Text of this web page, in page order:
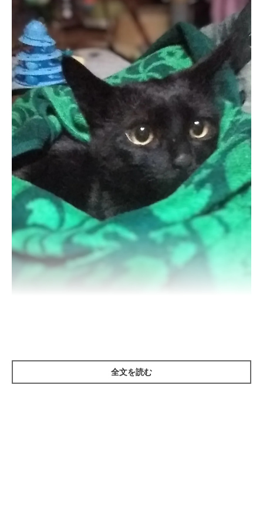
さんによると、お迎え初日に先住猫たちに囲まれていたときの写
真なのだとか。毛布に包まれている姿が愛らしいですね。
全文を読む